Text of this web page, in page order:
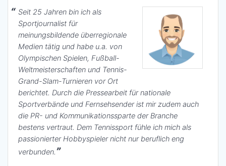
Seit 25 Jahren bin ich als
Sportjournalist für
meinungsbildende überregionale
Medien tätig und habe u.a. von
Olympischen Spielen, Fußball-
Weltmeisterschaften und Tennis-
Grand-Slam-Turnieren vor Ort
berichtet. Durch die Pressearbeit für nationale
Sportverbände und Fernsehsender ist mir zudem auch
die PR- und Kommunikationssparte der Branche
bestens vertraut. Dem Tennissport fühle ich mich als
passionierter Hobbyspieler nicht nur beruflich eng
verbunden.